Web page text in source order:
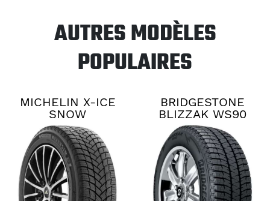
AUTRES MODÈLES
POPULAIRES
MICHELIN X-ICE
SNOW
BRIDGESTONE
BLIZZAK WS90